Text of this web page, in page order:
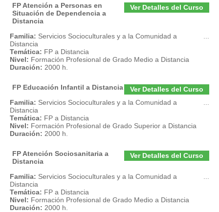
Ver Detalles del Curso
FP Atención a Personas en
Situación de Dependencia a
Distancia
Familia: Servicios Socioculturales y a la Comunidad a
Distancia
Temática: FP a Distancia
Nivel: Formación Profesional de Grado Medio a Distancia
Duración: 2000 h.
Ver Detalles del Curso
FP Educación Infantil a Distancia
Familia: Servicios Socioculturales y a la Comunidad a
Distancia
Temática: FP a Distancia
Nivel: Formación Profesional de Grado Superior a Distancia
Duración: 2000 h.
Ver Detalles del Curso
FP Atención Sociosanitaria a
Distancia
Familia: Servicios Socioculturales y a la Comunidad a
Distancia
Temática: FP a Distancia
Nivel: Formación Profesional de Grado Medio a Distancia
Duración: 2000 h.